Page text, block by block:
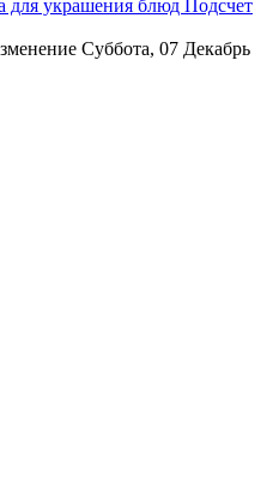
для украшения блюд
Подсчет
Суббота, 07 Декабрь